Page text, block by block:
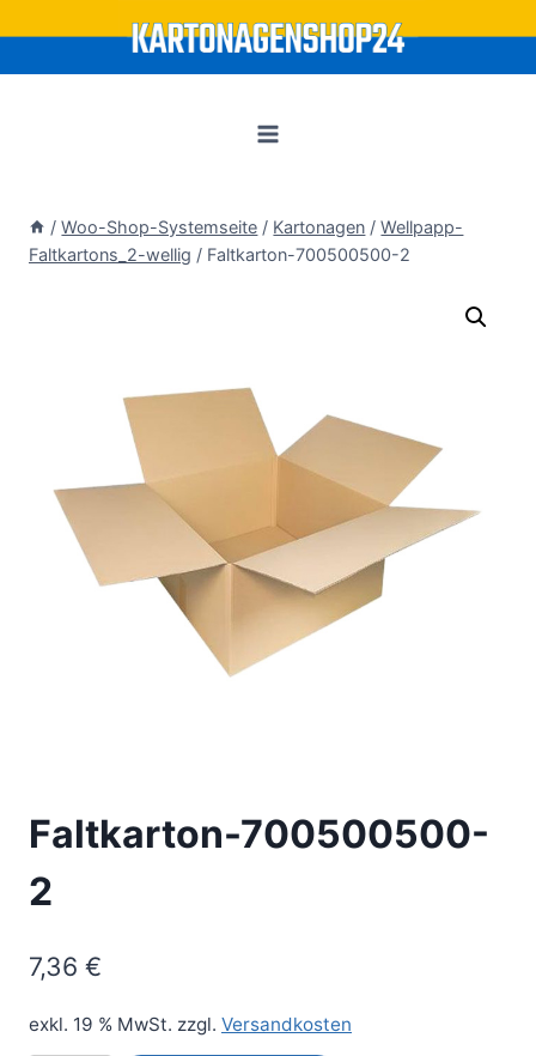
springen
/ Woo-Shop-Systemseite / Kartonagen / Wellpapp-
Faltkartons_2-wellig / Faltkarton-700500500-2
Faltkarton-700500500-
2
7,36 €
exkl. 19 % MwSt. zzgl. Versandkosten